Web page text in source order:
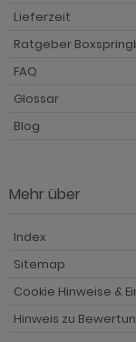
Lieferzeit
Ratgeber
FAQ
Glossar
Blog
Mehr über
Index
Sitemap
Cookie Hinweise &
Hinweis zu